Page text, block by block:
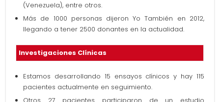
(Venezuela), entre otros.
Más de 1000 personas dijeron Yo También en 2012,
llegando a tener 2500 donantes en la actualidad.
Investigaciones Clínicas
Estamos desarrollando 15 ensayos clínicos y hay 115
pacientes actualmente en seguimiento.